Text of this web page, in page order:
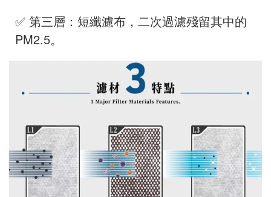
✅ 第三層：短纖濾布，二次過濾殘留其中的
PM2.5。